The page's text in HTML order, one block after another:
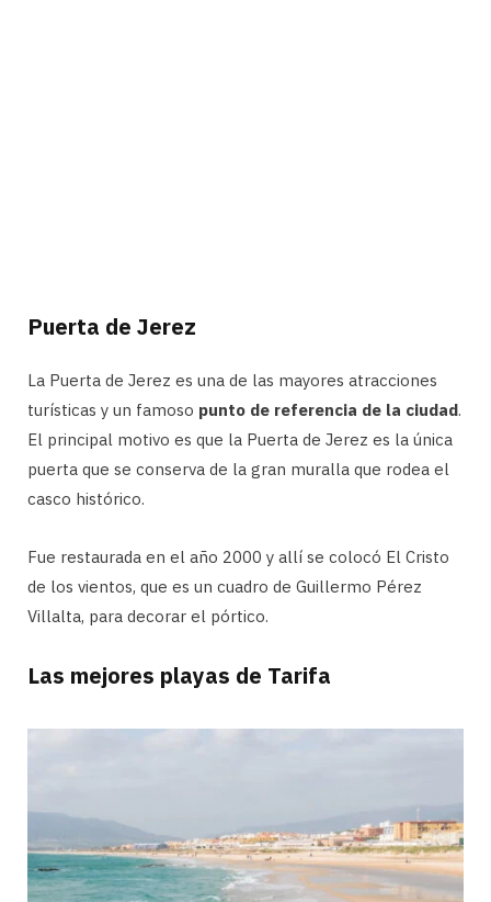
Puerta de Jerez
La Puerta de Jerez es una de las mayores atracciones
turísticas y un famoso punto de referencia de la ciudad.
El principal motivo es que la Puerta de Jerez es la única
puerta que se conserva de la gran muralla que rodea el
casco histórico.
Fue restaurada en el año 2000 y allí se colocó El Cristo
de los vientos, que es un cuadro de Guillermo Pérez
Villalta, para decorar el pórtico.
Las mejores playas de Tarifa